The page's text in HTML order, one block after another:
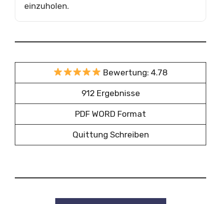
einzuholen.
Bewertung: 4.78
912 Ergebnisse
PDF WORD Format
Quittung Schreiben